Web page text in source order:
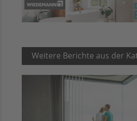
Weitere Berichte aus der